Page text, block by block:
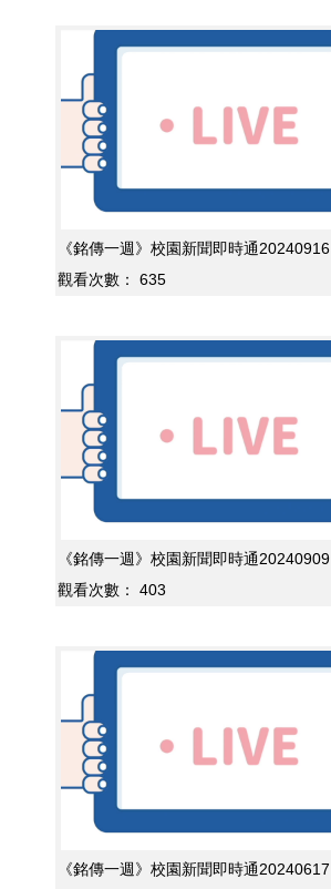
《銘傳一週》校園新聞即時通20240916
觀看次數：
635
《銘傳一週》校園新聞即時通20240909
觀看次數：
403
《銘傳一週》校園新聞即時通20240617